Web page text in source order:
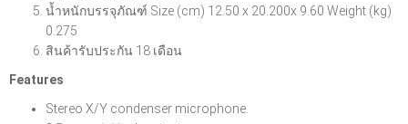
น้ำหนักบรรจุภัณฑ์ Size (cm) 12.50 x 20.200x 9.60 Weight (kg)
0.275
สินค้ารับประกัน 18 เดือน
Features
Stereo X/Y condenser microphone.